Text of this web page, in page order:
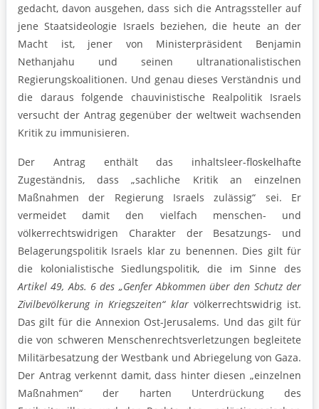
gedacht, davon ausgehen, dass sich die Antragssteller auf
jene Staatsideologie Israels beziehen, die heute an der
Macht ist, jener von Ministerpräsident Benjamin
Nethanjahu und seinen ultranationalistischen
Regierungskoalitionen. Und genau dieses Verständnis und
die daraus folgende chauvinistische Realpolitik Israels
versucht der Antrag gegenüber der weltweit wachsenden
Kritik zu immunisieren.
Der Antrag enthält das inhaltsleer-floskelhafte
Zugeständnis, dass „sachliche Kritik an einzelnen
Maßnahmen der Regierung Israels zulässig“ sei. Er
vermeidet damit den vielfach menschen- und
völkerrechtswidrigen Charakter der Besatzungs- und
Belagerungspolitik Israels klar zu benennen. Dies gilt für
die kolonialistische Siedlungspolitik, die im Sinne des
Artikel 49, Abs. 6 des „Genfer Abkommen über den Schutz der
Zivilbevölkerung in Kriegszeiten“ klar völkerrechtswidrig ist.
Das gilt für die Annexion Ost-Jerusalems. Und das gilt für
die von schweren Menschenrechtsverletzungen begleitete
Militärbesatzung der Westbank und Abriegelung von Gaza.
Der Antrag verkennt damit, dass hinter diesen „einzelnen
Maßnahmen“ der harten Unterdrückung des